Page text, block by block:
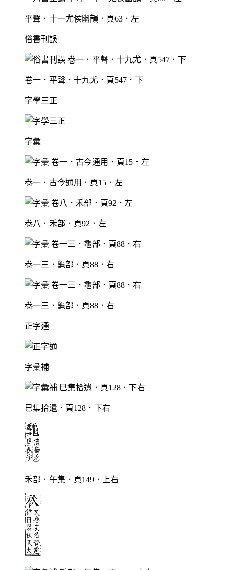
平聲．十一尤侯幽韻．頁63．左
俗書刊誤
卷一．平聲．十九尤．頁547．下
字學三正
字彙
卷一．古今通用．頁15．左
卷八．禾部．頁92．左
卷一三．龜部．頁88．右
卷一三．龜部．頁88．右
正字通
字彙補
巳集拾遺．頁128．下右
禾部．午集．頁149．上右